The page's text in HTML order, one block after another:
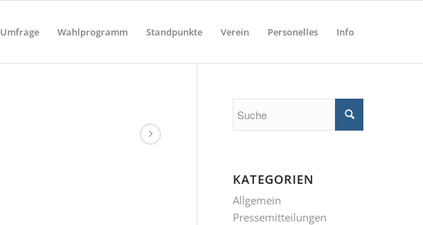
Umfrage Wahlprogramm Standpunkte Verein Personelles Info
KATEGORIEN
Allgemein
Pressemitteilungen